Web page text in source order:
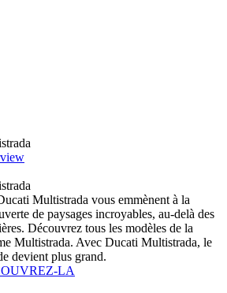
Multistrada vous emmènent à la
de paysages incroyables, au-delà des
Découvrez tous les modèles de la
Multistrada. Avec Ducati Multistrada, le
devient plus grand.
LA